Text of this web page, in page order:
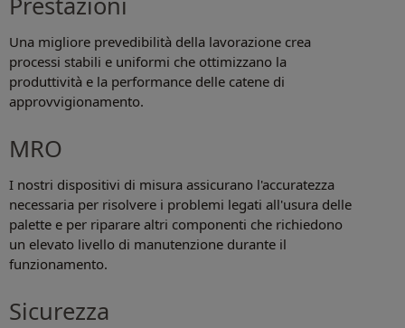
Una migliore prevedibilità della lavorazione crea
processi stabili e uniformi che ottimizzano la
produttività e la performance delle catene di
approvvigionamento.
MRO
I nostri dispositivi di misura assicurano l'accuratezza
necessaria per risolvere i problemi legati all'usura delle
palette e per riparare altri componenti che richiedono
un elevato livello di manutenzione durante il
funzionamento.
Sicurezza